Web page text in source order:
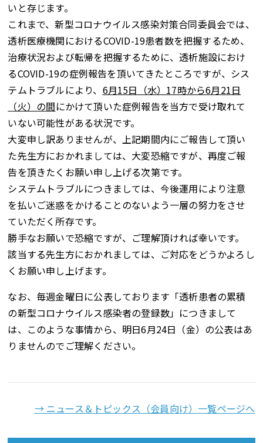
いと存じます。
これまで、新型コロナウイルス感染対策合同委員会では、
透析医療機関におけるCOVID-19患者数を把握するため、
治療状況および転帰を把握するために、透析施設におけ
るCOVID-19の症例報告を頂いてきたところですが、シス
テムトラブルにより、 6月15日（水）17時から6月21日
（火）の間にかけて頂いた症例報告を当方で受け取れて
いない可能性がある状況です。
大変申し訳ありませんが、上記期間内にご報告して頂い
た先生方におかれましては、大変恐縮ですが、再度ご報
告を頂きたくお願い申し上げる次第です。
システムトラブルにつきましては、今後運用により注意
を払いご迷惑をかけることのないよう一層の努力をさせ
ていただく所存です。
勝手なお願いで恐縮ですが、ご理解頂ければ幸いです。
該当する先生方におかれましては、ご対応をどうかよろし
くお願い申し上げます。
なお、毎週金曜日に公表しております「透析患者の累積
の新型コロナウイルス感染者の登録数」につきまして
は、このような事情から、明日6月24日（金）の公表はあ
りませんのでご理解ください。
→ ニュース＆トピックス（会員向け）一覧ページへ